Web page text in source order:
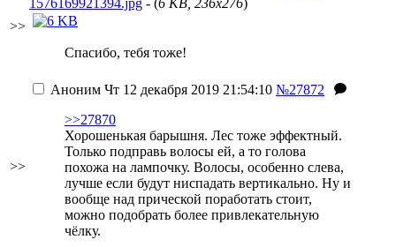
>>
1576169921394.jpg - (6 KB, 236x276)
Спасибо, тебя тоже!
>>
Аноним Чт 12 декабря 2019 21:54:10 №27872
>>27870
Хорошенькая барышня. Лес тоже эффектный.
Только подправь волосы ей, а то голова
похожа на лампочку. Волосы, особенно слева,
лучше если будут ниспадать вертикально. Ну и
вообще над прической поработать стоит,
можно подобрать более привлекательную
чёлку.